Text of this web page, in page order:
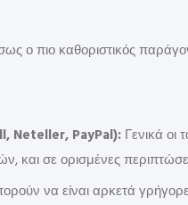
ο πιο καθοριστικός
Neteller, PayPal): Γενικά οι
και σε ορισμένες
να είναι αρκετά